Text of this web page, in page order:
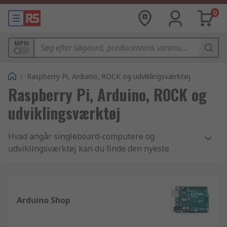
0
MPN
/ Raspberry Pi, Arduino, ROCK og udviklingsværktøj
Raspberry Pi, Arduino, ROCK og
udviklingsværktøj
Hvad angår singleboard-computere og
udviklingsværktøj kan du finde den nyeste
Raspberry Pi
Arduino Shop